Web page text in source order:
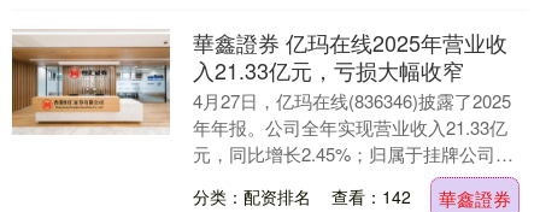
華鑫證券 亿玛在线2025年营业收
入21.33亿元，亏损大幅收窄
4月27日，亿玛在线(836346)披露了2025
年年报。公司全年实现营业收入21.33亿
元，同比增长2.45%；归属于挂牌公司股
东的净利润为-1379万元，亏....
分类：配资排名 查看：142 華鑫證券